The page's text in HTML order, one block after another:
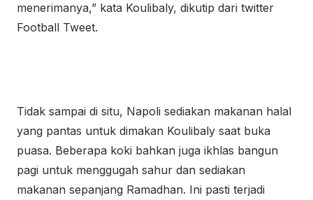
menerimanya,” kata Koulibaly, dikutip dari twitter
Football Tweet.
Tidak sampai di situ, Napoli sediakan makanan halal
yang pantas untuk dimakan Koulibaly saat buka
puasa. Beberapa koki bahkan juga ikhlas bangun
pagi untuk menggugah sahur dan sediakan
makanan sepanjang Ramadhan. Ini pasti terjadi